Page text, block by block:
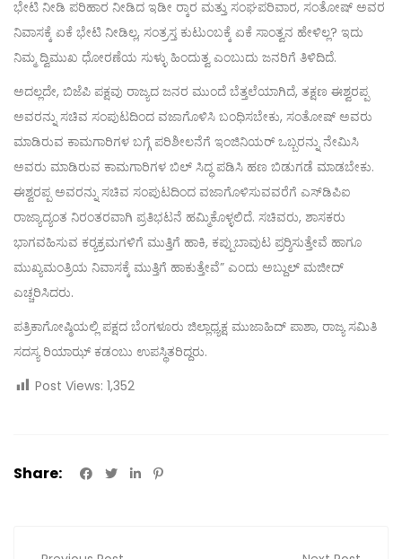
ಭೇಟಿ ನೀಡಿ ಪರಿಹಾರ ನೀಡಿದ ಇಡೀ ರ‍್ಕಾರ ಮತ್ತು ಸಂಘಪರಿವಾರ, ಸಂತೋಷ್ ಅವರ
ನಿವಾಸಕ್ಕೆ ಏಕೆ ಭೇಟಿ ನೀಡಿಲ್ಲ, ಸಂತ್ರಸ್ತ ಕುಟುಂಬಕ್ಕೆ ಏಕೆ ಸಾಂತ್ವನ ಹೇಳಿಲ್ಲ? ಇದು
ನಿಮ್ಮ ದ್ವಿಮುಖ ಧೋರಣೆಯ ಸುಳ್ಳು ಹಿಂದುತ್ವ ಎಂಬುದು ಜನರಿಗೆ ತಿಳಿದಿದೆ.
ಅದಲ್ಲದೇ, ಬಿಜೆಪಿ ಪಕ್ಷವು ರಾಜ್ಯದ ಜನರ ಮುಂದೆ ಬೆತ್ತಲೆಯಾಗಿದೆ, ತಕ್ಷಣ ಈಶ್ವರಪ್ಪ
ಅವರನ್ನು ಸಚಿವ ಸಂಪುಟದಿಂದ ವಜಾಗೊಳಿಸಿ ಬಂಧಿಸಬೇಕು, ಸಂತೋಷ್ ಅವರು
ಮಾಡಿರುವ ಕಾಮಗಾರಿಗಳ ಬಗ್ಗೆ ಪರಿಶೀಲನೆಗೆ ಇಂಜಿನಿಯರ್ ಒಬ್ಬರನ್ನು ನೇಮಿಸಿ
ಅವರು ಮಾಡಿರುವ ಕಾಮಗಾರಿಗಳ ಬಿಲ್ ಸಿದ್ಧ ಪಡಿಸಿ ಹಣ ಬಿಡುಗಡೆ ಮಾಡಬೇಕು.
ಈಶ್ವರಪ್ಪ ಅವರನ್ನು ಸಚಿವ ಸಂಪುಟದಿಂದ ವಜಾಗೊಳಿಸುವವರೆಗೆ ಎಸ್‌ಡಿಪಿಐ
ರಾಜ್ಯಾದ್ಯಂತ ನಿರಂತರವಾಗಿ ಪ್ರತಿಭಟನೆ ಹಮ್ಮಿಕೊಳ್ಳಲಿದೆ. ಸಚಿವರು, ಶಾಸಕರು
ಭಾಗವಹಿಸುವ ಕರ‍್ಯಕ್ರಮಗಳಿಗೆ ಮುತ್ತಿಗೆ ಹಾಕಿ, ಕಪ್ಪುಬಾವುಟ ಪ್ರರ‍್ಶಿಸುತ್ತೇವೆ ಹಾಗೂ
ಮುಖ್ಯಮಂತ್ರಿಯ ನಿವಾಸಕ್ಕೆ ಮುತ್ತಿಗೆ ಹಾಕುತ್ತೇವೆ” ಎಂದು ಅಬ್ದುಲ್ ಮಜೀದ್‌
ಎಚ್ಚರಿಸಿದರು.
ಪತ್ರಿಕಾಗೋಷ್ಠಿಯಲ್ಲಿ ಪಕ್ಷದ ಬೆಂಗಳೂರು ಜಿಲ್ಲಾಧ್ಯಕ್ಷ ಮುಜಾಹಿದ್ ಪಾಶಾ, ರಾಜ್ಯ ಸಮಿತಿ
ಸದಸ್ಯ ರಿಯಾಝ್ ಕಡಂಬು ಉಪಸ್ಥಿತರಿದ್ದರು.
Post Views: 1,352
Share: